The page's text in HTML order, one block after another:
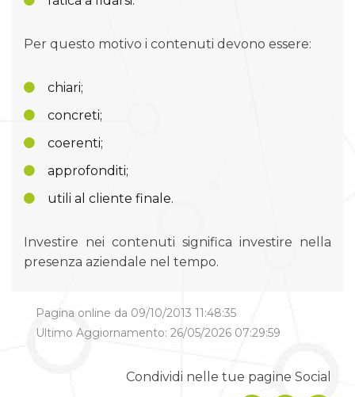
Per questo motivo i contenuti devono essere:
chiari;
concreti;
coerenti;
approfonditi;
utili al cliente finale.
Investire nei contenuti significa investire nella
presenza aziendale nel tempo.
Pagina online da 09/10/2013 11:48:35
Ultimo Aggiornamento: 26/05/2026 07:29:59
Condividi nelle tue pagine Social